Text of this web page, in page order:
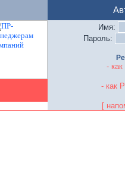
Имя:
Пароль:
-
- как
[